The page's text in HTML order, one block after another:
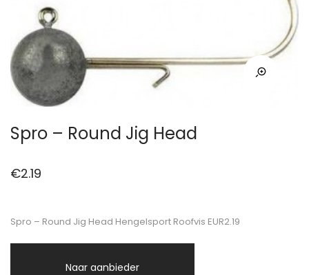
Spro – Round Jig Head
€2.19
Spro – Round Jig Head Hengelsport Roofvis EUR2.19
Naar aanbieder